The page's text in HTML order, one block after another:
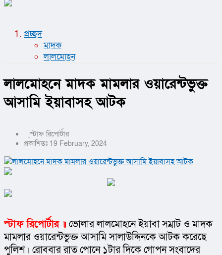
প্রচ্ছদ
মাদক
লালমোহন
লালমোহনে মাদক মামলার ওয়ারেন্টভুক্ত
আসামি ইয়াবাসহ আটক
স্টাফ রিপোর্টার
প্রকাশিতঃ 19 February, 2024
স্টাফ রিপোর্টার ॥ ভোলার লালমোহনে ইয়াবা সম্রাট ও মাদক
মামলার ওয়ারেন্টভুক্ত আসামি সালাউদ্দিনকে আটক করেছে
পুলিশ। রোববার রাত পোনে ১টার দিকে গোপন সংবাদের